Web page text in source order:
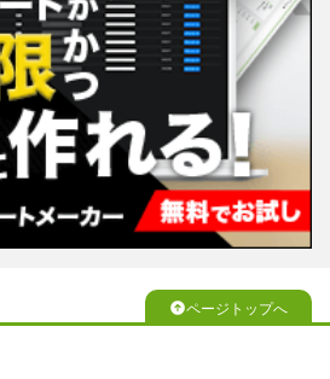
ページトップへ